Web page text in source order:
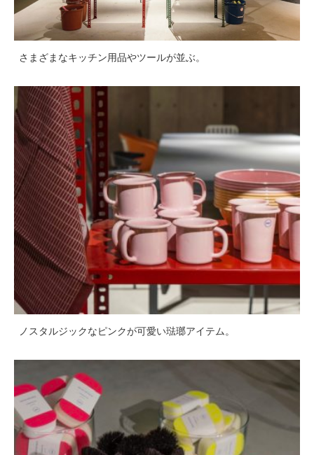
さまざまなキッチン用品やツールが並ぶ。
ノスタルジックなピンクが可愛い琺瑯アイテム。